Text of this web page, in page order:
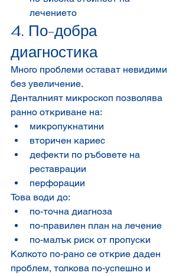
лечението
4. По-добра
диагностика
Много проблеми остават невидими
без увеличение.
Денталният микроскоп позволява
ранно откриване на:
микропукнатини
вторичен кариес
дефекти по ръбовете на
реставрации
перфорации
Това води до:
по-точна диагноза
по-правилен план на лечение
по-малък риск от пропуски
Колкото по-рано се открие даден
проблем, толкова по-успешно и